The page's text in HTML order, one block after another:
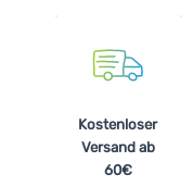
Kostenloser
Versand ab
60€